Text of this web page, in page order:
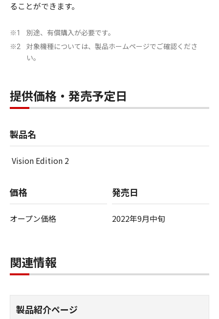
ることができます。
※1 別途、有償購入が必要です。
※2
対象機種については、製品ホームページでご確認くださ
い。
提供価格・発売予定日
製品名
Vision Edition 2
価格
オープン価格
発売日
2022年9月中旬
関連情報
製品紹介ページ